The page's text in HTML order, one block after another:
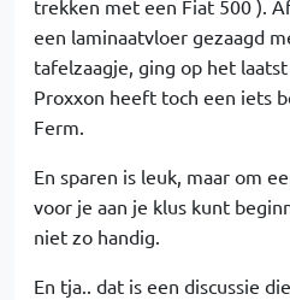
trekken met een Fiat 500 ).
een laminaatvloer gezaagd
tafelzaagje, ging op het
Proxxon heeft toch een iets
Ferm.
En sparen is leuk, maar om
voor je aan je klus kunt
niet zo handig.
En tja.. dat is een discussie